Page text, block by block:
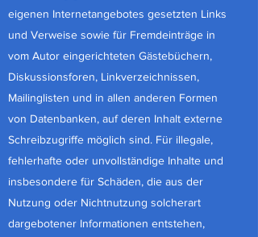
eigenen Internetangebotes gesetzten Links
und Verweise sowie für Fremdeinträge in
vom Autor eingerichteten Gästebüchern,
Diskussionsforen, Linkverzeichnissen,
Mailinglisten und in allen anderen Formen
von Datenbanken, auf deren Inhalt externe
Schreibzugriffe möglich sind. Für illegale,
fehlerhafte oder unvollständige Inhalte und
insbesondere für Schäden, die aus der
Nutzung oder Nichtnutzung solcherart
dargebotener Informationen entstehen,